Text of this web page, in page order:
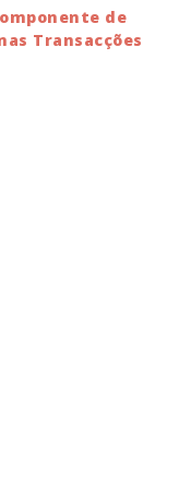
de
Transacções